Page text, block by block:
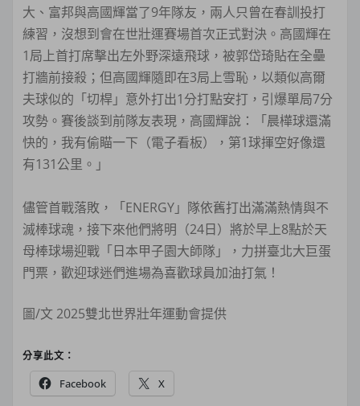
大、富邦與高國輝當了9年隊友，兩人只曾在春訓投打
練習，沒想到會在世壯運賽場首次正式對決。高國輝在
1局上首打席擊出左外野深遠飛球，被郭岱琦貼在全壘
打牆前接殺；但高國輝隨即在3局上雪恥，以類似高爾
夫球似的「切桿」意外打出1分打點安打，引爆單局7分
攻勢。賽後談到前隊友表現，高國輝說：「晨樺球還滿
快的，我有偷瞄一下（電子看板），第1球揮空好像還
有131公里。」
儘管首戰落敗，「ENERGY」隊依舊打出滿滿熱情與不
滅棒球魂，接下來他們將明（24日）將於早上8點於天
母棒球場迎戰「日本甲子園大師隊」，力拼臺北大巨蛋
門票，歡迎球迷們進場為喜歡球員加油打氣！
圖/文 2025雙北世界壯年運動會提供
分享此文：
Facebook X